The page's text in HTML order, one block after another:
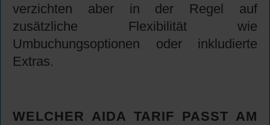
verzichten aber in der Regel auf
zusätzliche Flexibilität wie
Umbuchungsoptionen oder inkludierte
Extras.
WELCHER AIDA TARIF PASST AM